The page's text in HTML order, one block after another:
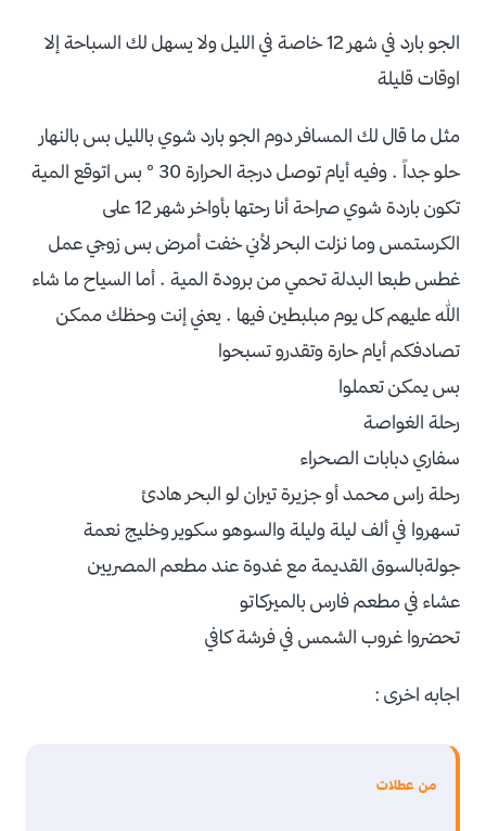
الجو بارد في شهر 12 خاصة في الليل ولا يسهل لك السباحة إلا
اوقات قليلة
مثل ما قال لك المسافر دوم الجو بارد شوي بالليل بس بالنهار
حلو جداً . وفيه أيام توصل درجة الحرارة 30 ° بس اتوقع المية
تكون باردة شوي صراحة أنا رحتها بأواخر شهر 12 على
الكرستمس وما نزلت البحر لأني خفت أمرض بس زوجي عمل
غطس طبعا البدلة تحمي من برودة المية . أما السياح ما شاء
الله عليهم كل يوم مبلبطين فيها . يعني إنت وحظك ممكن
تصادفكم أيام حارة وتقدرو تسبحوا
بس يمكن تعملوا
رحلة الغواصة
سفاري دبابات الصحراء
رحلة راس محمد أو جزيرة تيران لو البحر هادئ
تسهروا في ألف ليلة وليلة والسوهو سكوير وخليج نعمة
جولةبالسوق القديمة مع غدوة عند مطعم المصريين
عشاء في مطعم فارس بالميركاتو
تحضروا غروب الشمس في فرشة كافي
اجابه اخرى :
من عطلات